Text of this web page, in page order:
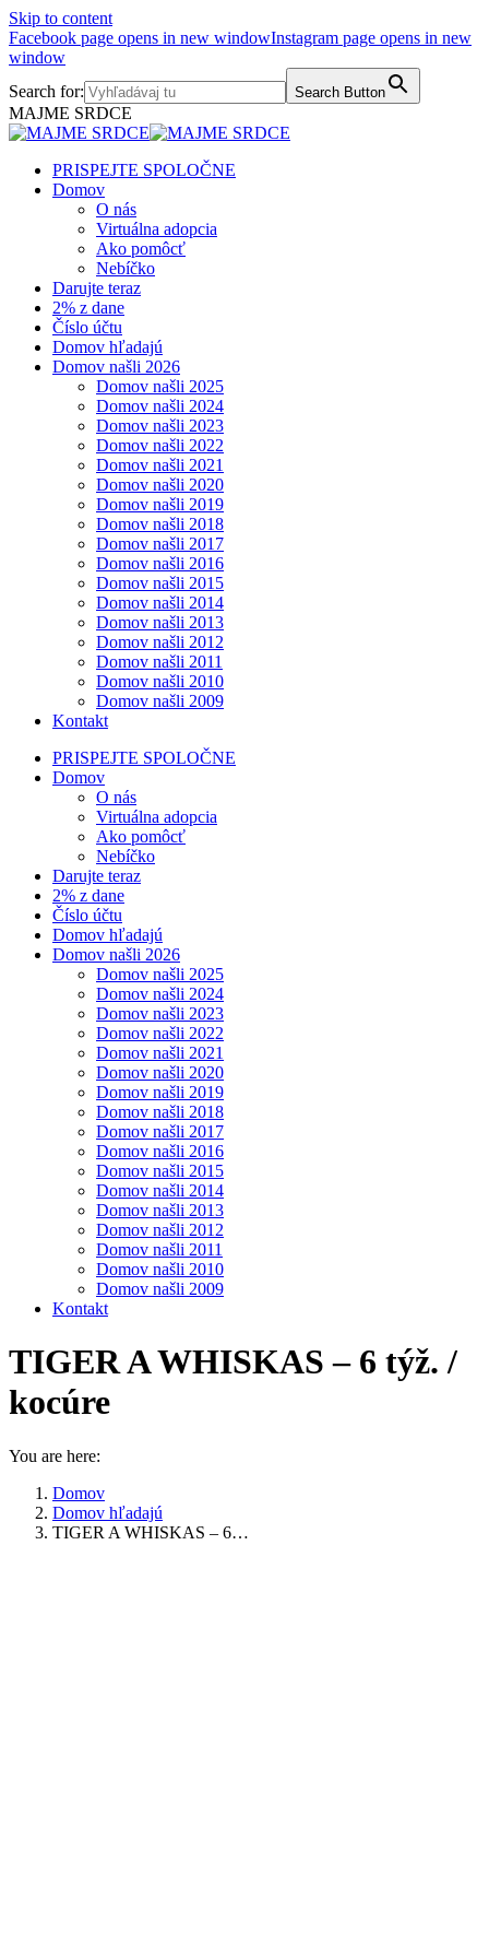
Skip to content
Facebook page opens in new windowInstagram page opens in new
window
Search for:
Search Button
MAJME SRDCE
PRISPEJTE SPOLOČNE
Domov
O nás
Virtuálna adopcia
Ako pomôcť
Nebíčko
Darujte teraz
2% z dane
Číslo účtu
Domov hľadajú
Domov našli 2026
Domov našli 2025
Domov našli 2024
Domov našli 2023
Domov našli 2022
Domov našli 2021
Domov našli 2020
Domov našli 2019
Domov našli 2018
Domov našli 2017
Domov našli 2016
Domov našli 2015
Domov našli 2014
Domov našli 2013
Domov našli 2012
Domov našli 2011
Domov našli 2010
Domov našli 2009
Kontakt
PRISPEJTE SPOLOČNE
Domov
O nás
Virtuálna adopcia
Ako pomôcť
Nebíčko
Darujte teraz
2% z dane
Číslo účtu
Domov hľadajú
Domov našli 2026
Domov našli 2025
Domov našli 2024
Domov našli 2023
Domov našli 2022
Domov našli 2021
Domov našli 2020
Domov našli 2019
Domov našli 2018
Domov našli 2017
Domov našli 2016
Domov našli 2015
Domov našli 2014
Domov našli 2013
Domov našli 2012
Domov našli 2011
Domov našli 2010
Domov našli 2009
Kontakt
TIGER A WHISKAS – 6 týž. /
kocúre
You are here:
Domov
Domov hľadajú
TIGER A WHISKAS – 6…